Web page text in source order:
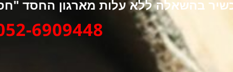
בהשאלה ללא עלות מארגון החסד
6909448 📞